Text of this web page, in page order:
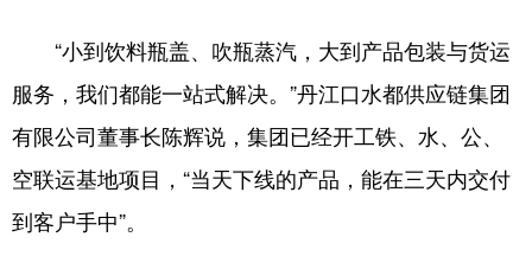
“小到饮料瓶盖、吹瓶蒸汽，大到产品包装与货运
服务，我们都能一站式解决。”丹江口水都供应链集团
有限公司董事长陈辉说，集团已经开工铁、水、公、
空联运基地项目，“当天下线的产品，能在三天内交付
到客户手中”。